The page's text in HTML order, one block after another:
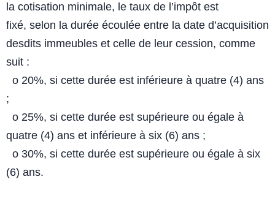
la cotisation minimale, le taux de l’impôt est
fixé, selon la durée écoulée entre la date d’acquisition
desdits immeubles et celle de leur cession, comme
suit :
o 20%, si cette durée est inférieure à quatre (4) ans
;
o 25%, si cette durée est supérieure ou égale à
quatre (4) ans et inférieure à six (6) ans ;
o 30%, si cette durée est supérieure ou égale à six
(6) ans.